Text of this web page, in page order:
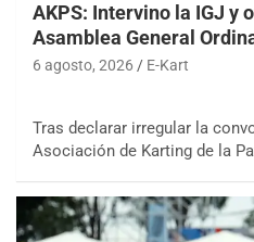
AKPS: Intervino la IGJ y
Asamblea General
6 agosto, 2026 E-Kart
Tras declarar irregular la
Asociación de Karting de la